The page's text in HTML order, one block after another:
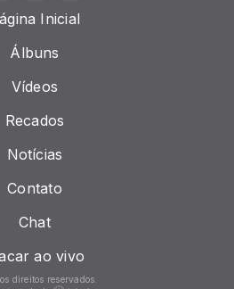
Inicial
Álbuns
Vídeos
Recados
Notícias
Contato
Chat
ao vivo
direitos reservados.